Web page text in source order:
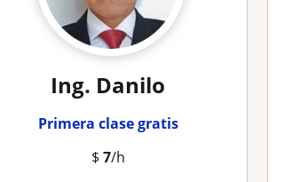
Ing. Danilo
Primera clase gratis
$ 7/h